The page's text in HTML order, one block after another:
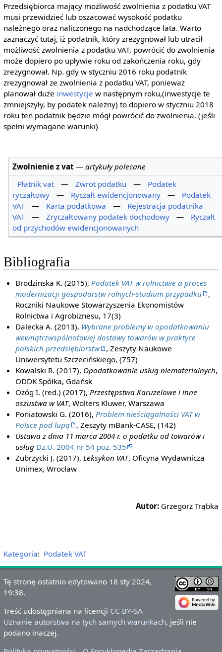
Przedsiębiorca mający możliwość zwolnienia z podatku VAT
musi przewidzieć lub oszacować wysokość podatku
należnego oraz naliczonego na nadchodzące lata. Warto
zaznaczyć tutaj, iż podatnik, który zrezygnował lub utracił
możliwość zwolnienia z podatku VAT, powrócić do zwolnienia
może dopiero po upływie roku od zakończenia roku, gdy
zrezygnował. Np. gdy w styczniu 2016 roku podatnik
zrezygnował ze zwolnienia z podatku VAT, ponieważ
planował duże inwestycje w następnym roku,(inwestycje te
zmniejszyły, by podatek należny) to dopiero w styczniu 2018
roku ten podatnik będzie mógł powrócić do zwolnienia. (jeśli
spełni wymagane warunki)
Zwolnienie z vat —artykuły polecane
Płatnik vat
— Zwrot podatku —
Podatek
ryczałtowy
— Ryczałt ewidencjonowany —
Podatek
VAT
— Karta podatkowa —
Rejestracja podatnika
VAT
— Zryczałtowany podatek dochodowy —
Ryczałt
od przychodów ewidencjonowanych
Bibliografia
Brodzinska K. (2015),Podatek VAT w rolnictwie a proces
modernizacji gospodarstw rolnych-studium przypadku
,
Roczniki Naukowe Stowarzyszenia Ekonomistów
Rolnictwa i Agrobiznesu, 17(3)
Dalecka A. (2013), Wybrane problemy w opodatkowaniu
wewnątrzwspólnotowej dostawy towarów w praktyce
polskich przedsiębiorstw
, Zeszyty Naukowe
Uniwersytetu Szczecińskiego, (757)
Kowalski R. (2017), Opodatkowanie usług niematerialnych,
ODDK Spółka, Gdańsk
Ożóg I. (red.) (2017),Przestępstwa Karuzelowe i inne
oszustwa w VAT, Wolters Kluwer, Warszawa
Poniatowski G. (2016),Problem nieściągalności VAT w
Polsce pod lupą
, Zeszyty mBank-CASE, (142)
Ustawa z dnia 11 marca 2004 r. o podatku od towarów i
usług Dz.U. 2004 nr 54 poz. 535
Zubrzycki J. (2017),Leksykon VAT, Oficyna Wydawnicza
Unimex, Wrocław
Autor: Grzegorz Trąbka
Kategoria: Podatek VAT
Tę stronę ostatnio edytowano 18 sty 2024,
19:38.
Treść udostępniana na licencji CC BY-SA
Uznanie autorstwa na tych samych warunkach, jeśli nie
podano inaczej.